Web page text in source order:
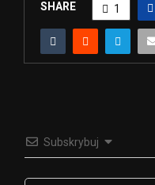
SHARE 1
Subskrybuj